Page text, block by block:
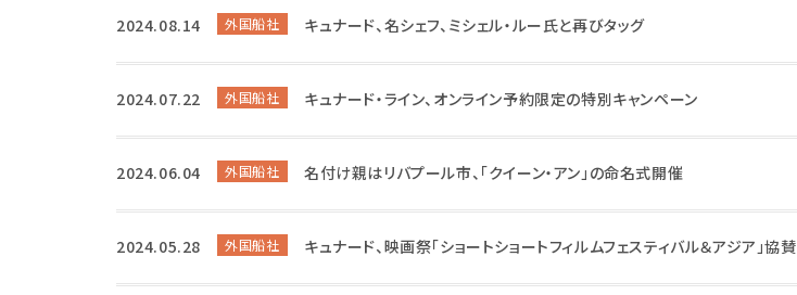
2024.08.14 外国船社 キュナード、名シェフ、ミシェル・ルー氏と再びタッグ
2024.07.22 外国船社 キュナード・ライン、オンライン予約限定の特別キャンペーン
2024.06.04 外国船社 名付け親はリバプール市、「クイーン・アン」の命名式開催
2024.05.28 外国船社 キュナード、映画祭「ショートショートフィルムフェスティバル＆アジア」協賛